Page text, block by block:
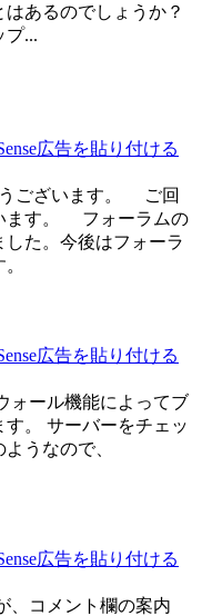
あるのでしょうか？
プ...
広告を貼り付ける
ございます。 ご回
ます。 フォーラムの
た。今後はフォーラ
広告を貼り付ける
ォール機能によってブ
。 サーバーをチェッ
うなので、
広告を貼り付ける
、コメント欄の案内